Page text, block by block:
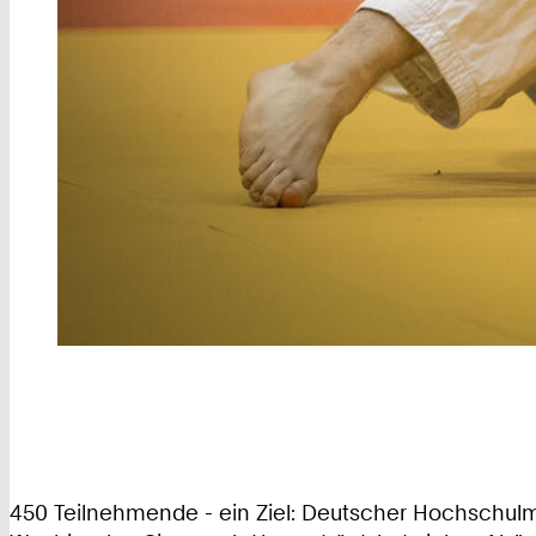
450 Teilnehmende - ein Ziel: Deutscher